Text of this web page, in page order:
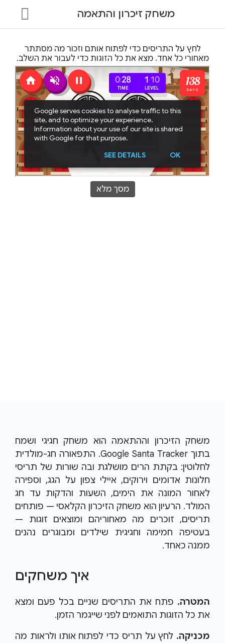
משחק זיכרון והתאמה
לחץ על התריסים כדי לפתוח אותם וזכור מה מסתתר
מאחורי כל אחד. מצא את כל הזוגות כדי לעבור את השלב.
מסך מלא
משחק הזיכרון וההתאמה הוא משחק חגיגי ושמח
בתוך Google Santa Tracker. התפאורה חג-מולדית
לחלוטין: בקתת הרים מושלגת ובה שורות של תריסי
חלונות אדומים וירוקים, איילי צפון על הגג, וספירה
לאחור המונה את הימים, השעות והדקות עד חג
המולד. הרעיון הוא משחק הזיכרון הקלאסי — פותחים
תריסים, זוכרים מה מאחוריהם ומוצאים זוגות —
בעטיפה חמימה וחגיגית שילדים ומבוגרים נהנים
ממנה כאחד.
איך משחקים
המטרה. פתח את התריסים שניים בכל פעם ומצא
את כל הזוגות התואמים לפני שייגמר הזמן.
מכניקה. לחץ על תריס כדי לפתוח אותו ולראות מה